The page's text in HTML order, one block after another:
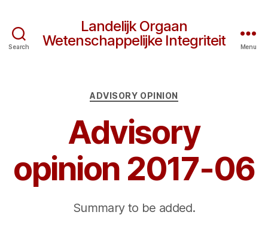
Search
Landelijk Orgaan
Wetenschappelijke Integriteit
Menu
Categories
ADVISORY OPINION
Advisory
opinion 2017-06
Summary to be added.